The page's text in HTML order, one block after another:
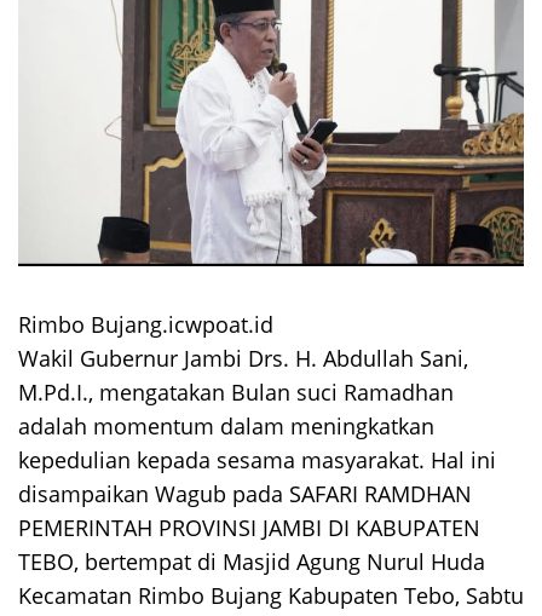
Rimbo Bujang.icwpoat.id
Wakil Gubernur Jambi Drs. H. Abdullah Sani,
M.Pd.I., mengatakan Bulan suci Ramadhan
adalah momentum dalam meningkatkan
kepedulian kepada sesama masyarakat. Hal ini
disampaikan Wagub pada SAFARI RAMDHAN
PEMERINTAH PROVINSI JAMBI DI KABUPATEN
TEBO, bertempat di Masjid Agung Nurul Huda
Kecamatan Rimbo Bujang Kabupaten Tebo, Sabtu